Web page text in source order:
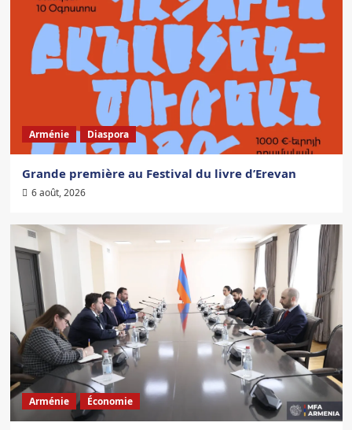
Arménie Diaspora
Grande première au Festival du livre d’Erevan
6 août, 2026
Arménie Économie